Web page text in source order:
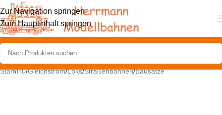
Zur Navigation springen
Zum Hauptinhalt springen
Start/H0/Gleichstrom/Loks/Straßenbahnen/Bausätze